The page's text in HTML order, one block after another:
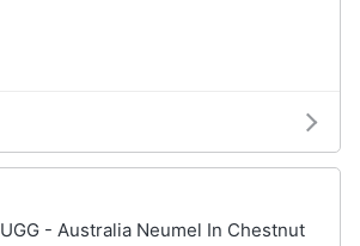
UGG - Australia Neumel In Chestnut